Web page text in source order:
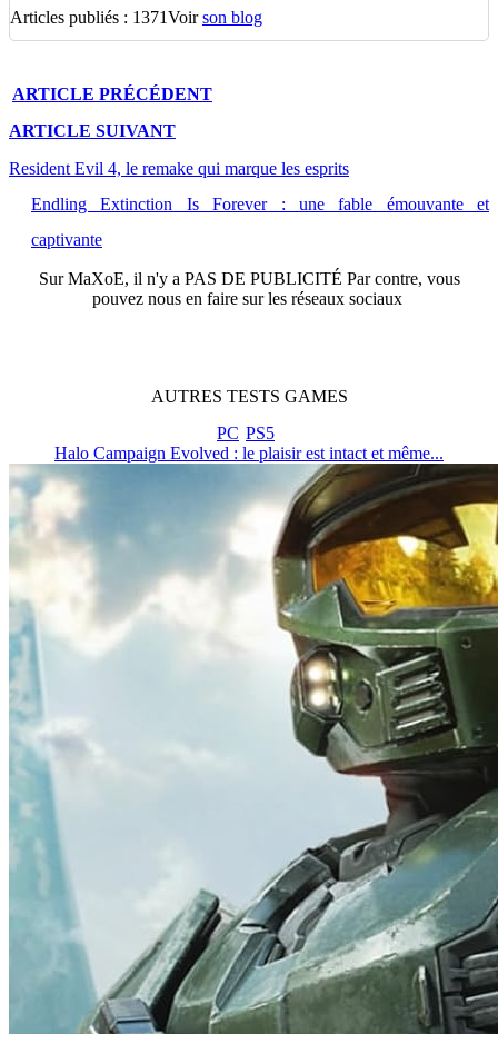
Articles publiés : 1371Voirson blog
ARTICLE PRÉCÉDENT
ARTICLE SUIVANT
Resident Evil 4, le remake qui marque les esprits
Endling Extinction Is Forever : une fable émouvante et
captivante
SurMaXoE, il n'y a PAS DE PUBLICITÉ Par contre, vous
pouvez nous en faire sur les réseaux sociaux
AUTRES TESTS GAMES
PC PS5
Halo Campaign Evolved : le plaisir est intact et même...